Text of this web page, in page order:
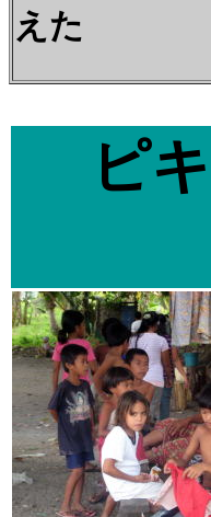
えた
ピ